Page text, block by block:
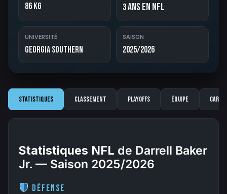
86 kg 3ans en NFL
UNIVERSITÉ
Georgia Southern
SAISON
2025/2026
Statistiques Classement Playoffs Équipe
Statistiques NFL de Darrell Baker
Jr. — Saison 2025/2026
Défense